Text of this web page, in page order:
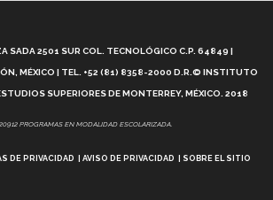
es el Modelo Educativo Tec? (video)
Tec: Feminismo e Inteligencia Artificial, Paola
SADA 2501 SUR COL. TECNOLÓGICO C.P. 64849 |
MÉXICO | TEL. +52 (81) 8358-2000 D.R.© INSTITUTO
SUPERIORES DE MONTERREY, MÉXICO. 2018
PROGRAMAS EN MODALIDAD ESCOLARIZADA.
DE PRIVACIDAD AVISO DE PRIVACIDAD SOBRE EL SITIO